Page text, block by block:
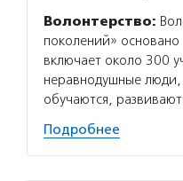
Волонтерство:
поколений»
включает около 300
неравнодушные
обучаются,
Подробнее